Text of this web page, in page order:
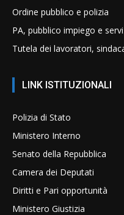
Ordine pubblico e polizia
PA, pubblico impiego e
Tutela dei lavoratori,
LINK ISTITUZIONALI
Polizia di Stato
Ministero Interno
Senato della Repubblica
Camera dei Deputati
Diritti e Pari opportunità
Ministero Giustizia